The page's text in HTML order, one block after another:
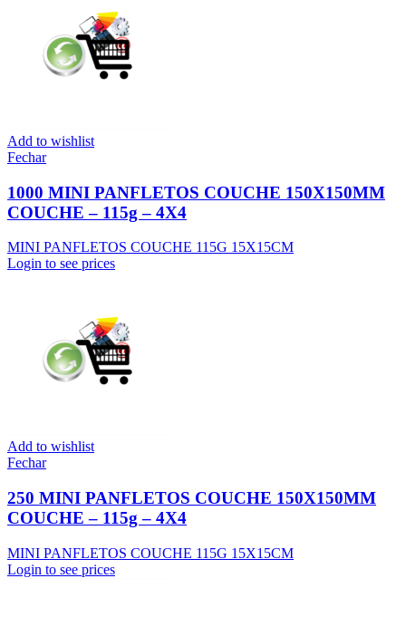
Add to wishlist
Fechar
1000 MINI PANFLETOS COUCHE 150X150MM
COUCHE – 115g – 4X4
MINI PANFLETOS COUCHE 115G 15X15CM
Login to see prices
Add to wishlist
Fechar
250 MINI PANFLETOS COUCHE 150X150MM
COUCHE – 115g – 4X4
MINI PANFLETOS COUCHE 115G 15X15CM
Login to see prices